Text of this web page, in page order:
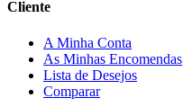
Cliente
A Minha Conta
As Minhas Encomendas
Lista de Desejos
Comparar